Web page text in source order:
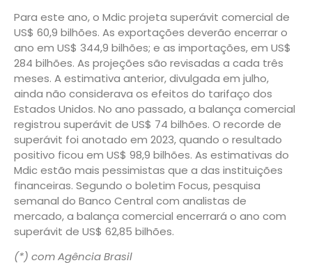
Para este ano, o Mdic projeta superávit comercial de
US$ 60,9 bilhões. As exportações deverão encerrar o
ano em US$ 344,9 bilhões; e as importações, em US$
284 bilhões. As projeções são revisadas a cada três
meses. A estimativa anterior, divulgada em julho,
ainda não considerava os efeitos do tarifaço dos
Estados Unidos. No ano passado, a balança comercial
registrou superávit de US$ 74 bilhões. O recorde de
superávit foi anotado em 2023, quando o resultado
positivo ficou em US$ 98,9 bilhões. As estimativas do
Mdic estão mais pessimistas que a das instituições
financeiras. Segundo o boletim Focus, pesquisa
semanal do Banco Central com analistas de
mercado, a balança comercial encerrará o ano com
superávit de US$ 62,85 bilhões.
(*) com Agência Brasil